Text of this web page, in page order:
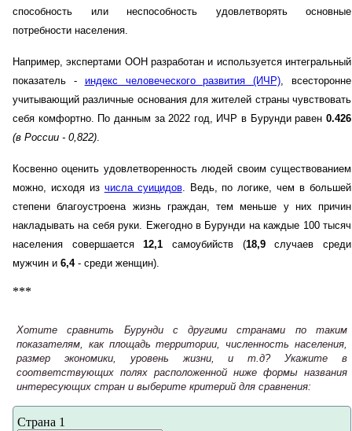
способность или неспособность удовлетворять основные
потребности населения.
Например, экспертами ООН разработан и используется интегральный
показатель - индекс человеческого развития (ИЧР), всесторонне
учитывающий различные основания для жителей страны чувствовать
себя комфортно. По данным за 2022 год, ИЧР в Бурунди равен 0.426
(в России - 0,822).
Косвенно оценить удовлетворенность людей своим существованием
можно, исходя из числа суицидов. Ведь, по логике, чем в большей
степени благоустроена жизнь граждан, тем меньше у них причин
накладывать на себя руки. Ежегодно в Бурунди на каждые 100 тысяч
населения совершается12,1 самоубийств (18,9случаев среди
мужчин и 6,4 - среди женщин).
***
Хотите сравнить Бурунди с другими странами по таким
показателям, как площадь территории, численность населения,
размер экономики, уровень жизни, и т.д? Укажите в
соответствующих полях расположенной ниже формы названия
интересующих стран и выберите критерий для сравнения:
Страна 1